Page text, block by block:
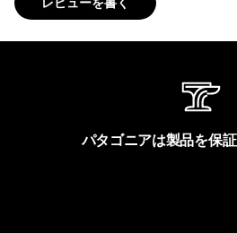
パタゴニアは製品を保証